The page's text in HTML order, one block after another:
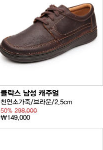
클락스 남성 캐주얼
천연소가죽/브라운/2.5cm
50%298,000
₩149,000